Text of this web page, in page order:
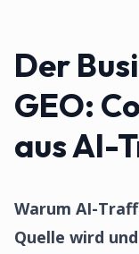
Der
GEO:
aus AI-
Warum AI-
Quelle wird